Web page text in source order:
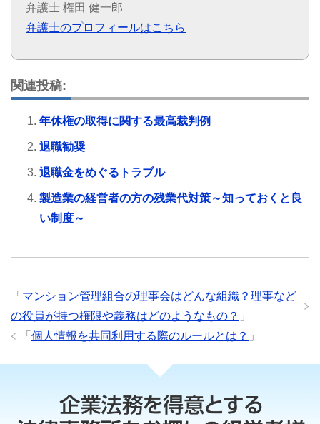
弁護士 権田 健一郎
弁護士のプロフィールはこちら
関連投稿:
年休権の取得に関する最高裁判例
退職勧奨
退職金をめぐるトラブル
製造業の経営者の方の残業代対策～知っておくと良
い制度～
「 マンション管理組合の理事会はどんな組織？理事など
の役員が持つ権限や義務はどのようなもの？ 」
「 個人情報を共同利用する際のルールとは？ 」